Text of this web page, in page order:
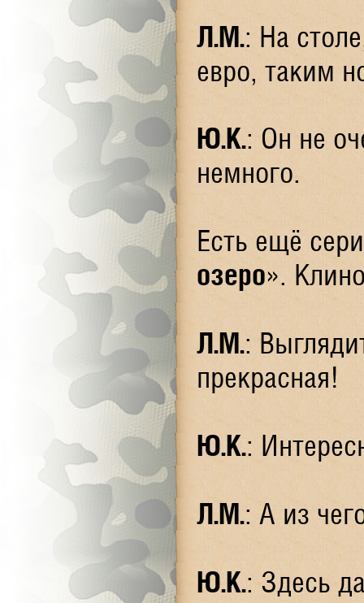
Л.М.: На
евро, таким
Ю.К.: Он не
немного.
Есть ещё
озеро».
Л.М.:
прекрасная!
Ю.К.:
Л.М.: А из
Ю.К.: Здесь